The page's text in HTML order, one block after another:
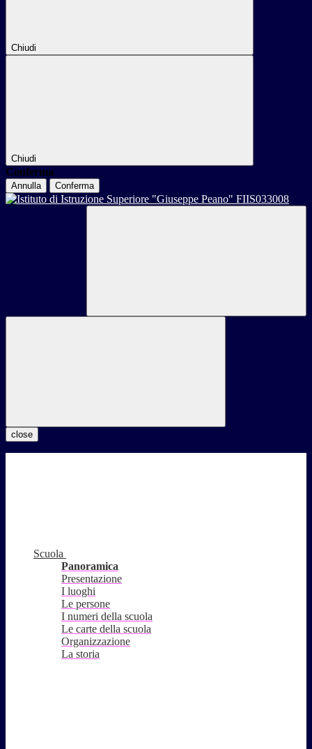
Chiudi
Chiudi
Conferma
Annulla Conferma
close
Scuola
Panoramica
Presentazione
I luoghi
Le persone
I numeri della scuola
Le carte della scuola
Organizzazione
La storia